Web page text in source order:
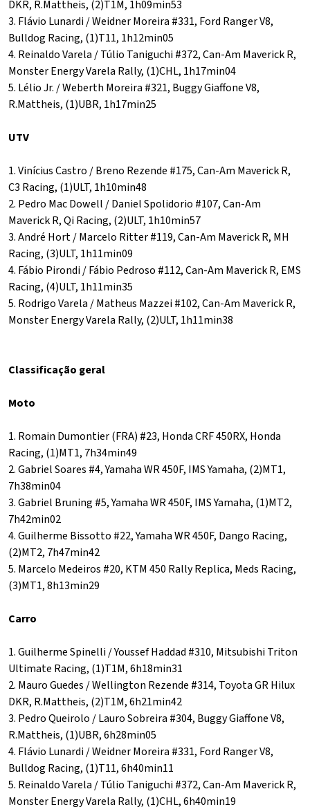
DKR, R.Mattheis, (2)T1M, 1h09min53
3. Flávio Lunardi / Weidner Moreira #331, Ford Ranger V8,
Bulldog Racing, (1)T11, 1h12min05
4. Reinaldo Varela / Túlio Taniguchi #372, Can-Am Maverick R,
Monster Energy Varela Rally, (1)CHL, 1h17min04
5. Lélio Jr. / Weberth Moreira #321, Buggy Giaffone V8,
R.Mattheis, (1)UBR, 1h17min25
UTV
1. Vinícius Castro / Breno Rezende #175, Can-Am Maverick R,
C3 Racing, (1)ULT, 1h10min48
2. Pedro Mac Dowell / Daniel Spolidorio #107, Can-Am
Maverick R, Qi Racing, (2)ULT, 1h10min57
3. André Hort / Marcelo Ritter #119, Can-Am Maverick R, MH
Racing, (3)ULT, 1h11min09
4. Fábio Pirondi / Fábio Pedroso #112, Can-Am Maverick R, EMS
Racing, (4)ULT, 1h11min35
5. Rodrigo Varela / Matheus Mazzei #102, Can-Am Maverick R,
Monster Energy Varela Rally, (2)ULT, 1h11min38
Classificação geral
Moto
1. Romain Dumontier (FRA) #23, Honda CRF 450RX, Honda
Racing, (1)MT1, 7h34min49
2. Gabriel Soares #4, Yamaha WR 450F, IMS Yamaha, (2)MT1,
7h38min04
3. Gabriel Bruning #5, Yamaha WR 450F, IMS Yamaha, (1)MT2,
7h42min02
4. Guilherme Bissotto #22, Yamaha WR 450F, Dango Racing,
(2)MT2, 7h47min42
5. Marcelo Medeiros #20, KTM 450 Rally Replica, Meds Racing,
(3)MT1, 8h13min29
Carro
1. Guilherme Spinelli / Youssef Haddad #310, Mitsubishi Triton
Ultimate Racing, (1)T1M, 6h18min31
2. Mauro Guedes / Wellington Rezende #314, Toyota GR Hilux
DKR, R.Mattheis, (2)T1M, 6h21min42
3. Pedro Queirolo / Lauro Sobreira #304, Buggy Giaffone V8,
R.Mattheis, (1)UBR, 6h28min05
4. Flávio Lunardi / Weidner Moreira #331, Ford Ranger V8,
Bulldog Racing, (1)T11, 6h40min11
5. Reinaldo Varela / Túlio Taniguchi #372, Can-Am Maverick R,
Monster Energy Varela Rally, (1)CHL, 6h40min19